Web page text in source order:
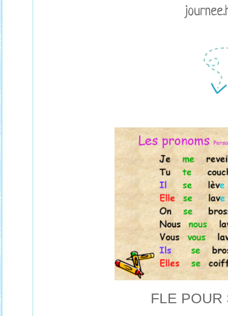
FLE POUR